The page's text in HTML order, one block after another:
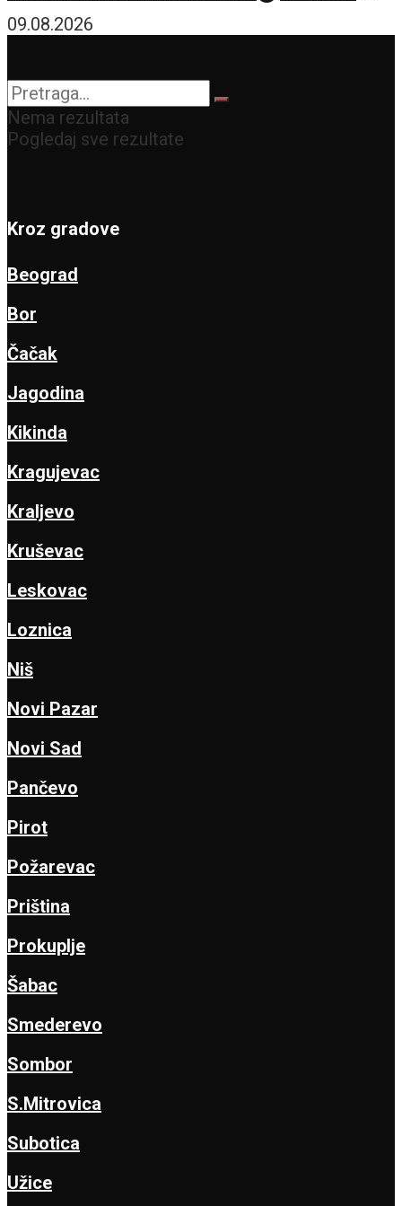
se očekivalo
09.08.2026
Nema rezultata
Pogledaj sve rezultate
Kroz gradove
Beograd
Bor
Čačak
Jagodina
Kikinda
Kragujevac
Kraljevo
Kruševac
Leskovac
Loznica
Niš
Novi Pazar
Novi Sad
Pančevo
Pirot
Požarevac
Priština
Prokuplje
Šabac
Smederevo
Sombor
S.Mitrovica
Subotica
Užice